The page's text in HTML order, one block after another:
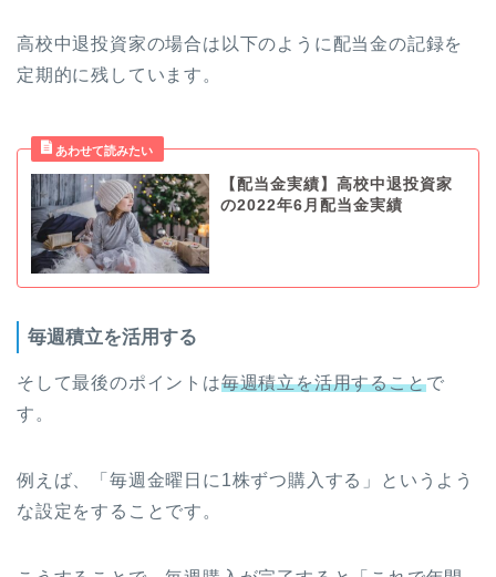
高校中退投資家の場合は以下のように配当金の記録を
定期的に残しています。
【配当金実績】高校中退投資家
の2022年6月配当金実績
毎週積立を活用する
そして最後のポイントは毎週積立を活用することで
す。
例えば、「毎週金曜日に1株ずつ購入する」というよう
な設定をすることです。